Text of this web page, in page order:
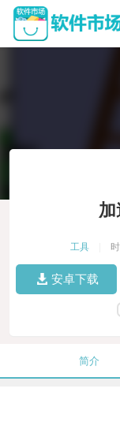
工具
安卓下载
简介